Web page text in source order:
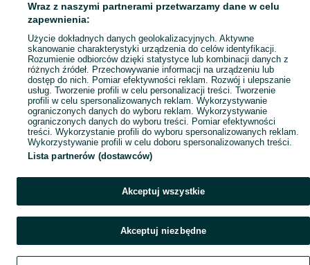
Mapa ministron
Popularne wyszukiwania
Wraz z naszymi partnerami przetwarzamy dane w celu
zapewnienia:
Użycie dokładnych danych geolokalizacyjnych. Aktywne
skanowanie charakterystyki urządzenia do celów identyfikacji.
Rozumienie odbiorców dzięki statystyce lub kombinacji danych z
różnych źródeł. Przechowywanie informacji na urządzeniu lub
dostęp do nich. Pomiar efektywności reklam. Rozwój i ulepszanie
usług. Tworzenie profili w celu personalizacji treści. Tworzenie
profili w celu spersonalizowanych reklam. Wykorzystywanie
ograniczonych danych do wyboru reklam. Wykorzystywanie
ograniczonych danych do wyboru treści. Pomiar efektywności
treści. Wykorzystanie profili do wyboru spersonalizowanych reklam.
Wykorzystywanie profili w celu doboru spersonalizowanych treści.
Lista partnerów (dostawców)
Akceptuj wszystkie
Akceptuj niezbędne